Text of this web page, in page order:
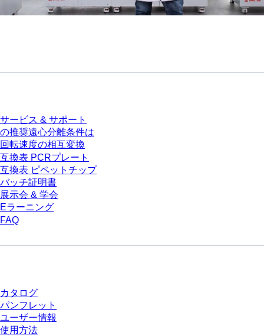
サービス & サポート
の推奨遠心分離条件は
回転速度の相互変換
互換表 PCRプレート
互換表 ピペットチップ
バッチ証明書
展示会 & 学会
Eラーニング
FAQ
カタログ
パンフレット
ユーザー情報
使用方法